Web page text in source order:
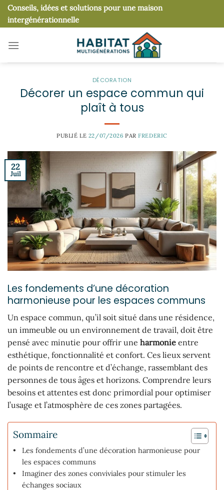
Passer
au
contenu
Conseils, idées et solutions pour une maison
intergénérationnelle
DÉCORATION
Décorer un espace commun qui
plaît à tous
PUBLIÉ LE 22/07/2026 PARFREDERIC
22
Juil
Les fondements d’une décoration
harmonieuse pour les espaces communs
Un espace commun, qu’il soit situé dans une résidence,
un immeuble ou un environnement de travail, doit être
pensé avec minutie pour offrir une harmonie entre
esthétique, fonctionnalité et confort. Ces lieux servent
de points de rencontre et d’échange, rassemblant des
personnes de tous âges et horizons. Comprendre leurs
besoins et attentes est donc primordial pour optimiser
l’usage et l’atmosphère de ces zones partagées.
Sommaire
Les fondements d’une décoration harmonieuse pour
les espaces communs
Imaginer des zones conviviales pour stimuler les
échanges sociaux